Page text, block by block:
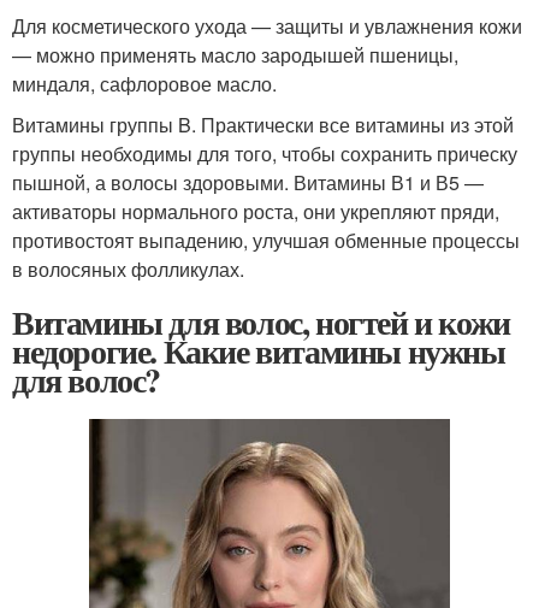
Для косметического ухода — защиты и увлажнения кожи
— можно применять масло зародышей пшеницы,
миндаля, сафлоровое масло.
Витамины группы B. Практически все витамины из этой
группы необходимы для того, чтобы сохранить прическу
пышной, а волосы здоровыми. Витамины В1 и В5 —
активаторы нормального роста, они укрепляют пряди,
противостоят выпадению, улучшая обменные процессы
в волосяных фолликулах.
Витамины для волос, ногтей и кожи
недорогие. Какие витамины нужны
для волос?